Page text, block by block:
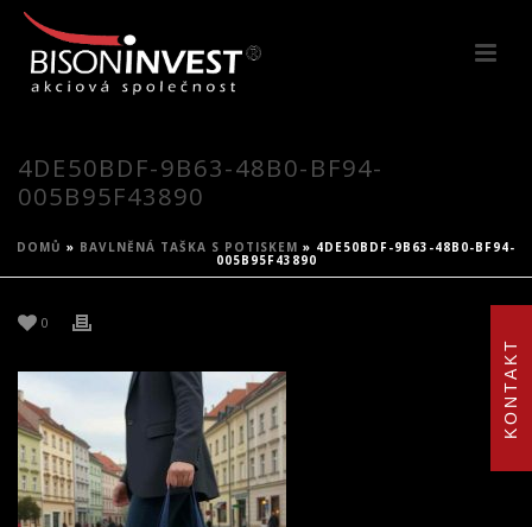
KONTAKT
4DE50BDF-9B63-48B0-BF94-
005B95F43890
DOMŮ » BAVLNĚNÁ TAŠKA S POTISKEM » 4DE50BDF-9B63-48B0-BF94-
005B95F43890
0